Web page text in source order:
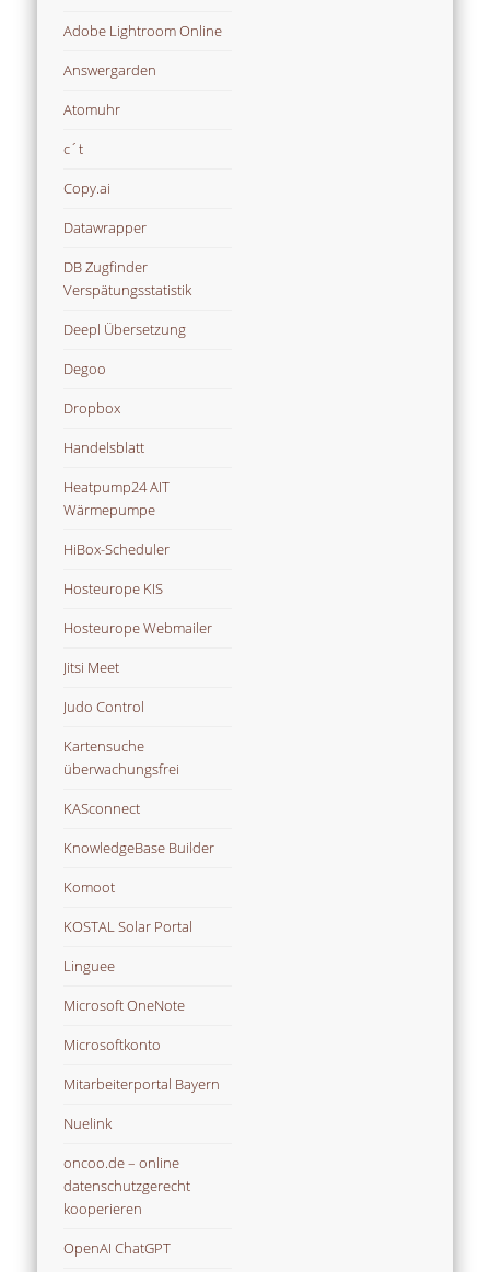
Adobe Lightroom Online
Answergarden
Atomuhr
c´t
Copy.ai
Datawrapper
DB Zugfinder
Verspätungsstatistik
Deepl Übersetzung
Degoo
Dropbox
Handelsblatt
Heatpump24 AIT
Wärmepumpe
HiBox-Scheduler
Hosteurope KIS
Hosteurope Webmailer
Jitsi Meet
Judo Control
Kartensuche
überwachungsfrei
KASconnect
KnowledgeBase Builder
Komoot
KOSTAL Solar Portal
Linguee
Microsoft OneNote
Microsoftkonto
Mitarbeiterportal Bayern
Nuelink
oncoo.de – online
datenschutzgerecht
kooperieren
OpenAI ChatGPT